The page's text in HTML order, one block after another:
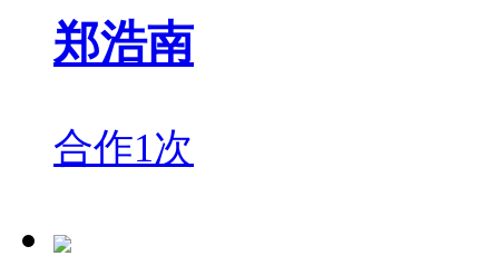
郑浩南
合作1次